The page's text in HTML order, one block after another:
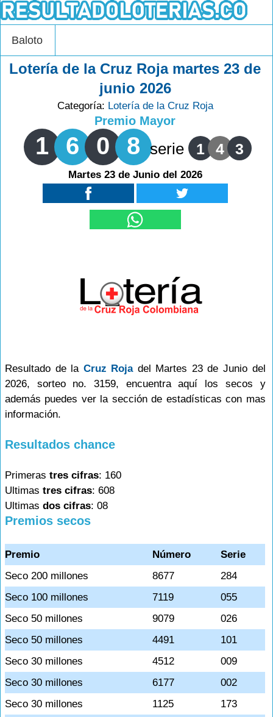
Baloto
Lotería de la Cruz Roja martes 23 de
junio 2026
Categoría: Lotería de la Cruz Roja
Premio Mayor
1 6 0 8 serie 1 4 3
Martes 23 de Junio del 2026
Resultado de la Cruz Rojadel Martes 23 de Junio del
2026, sorteo no. 3159, encuentra aquí los secos y
además puedes ver la sección de estadísticas con mas
información.
Resultados chance
Primeras tres cifras: 160
Ultimas tres cifras: 608
Ultimas dos cifras: 08
Premios secos
Premio Número
Serie
Seco 200 millones
8677
284
Seco 100 millones
7119
055
Seco 50 millones
9079
026
Seco 50 millones
4491
101
Seco 30 millones
4512
009
Seco 30 millones
6177
002
Seco 30 millones
1125
173